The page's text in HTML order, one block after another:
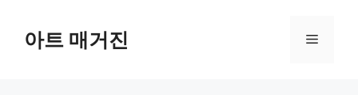
아트 매거진 메